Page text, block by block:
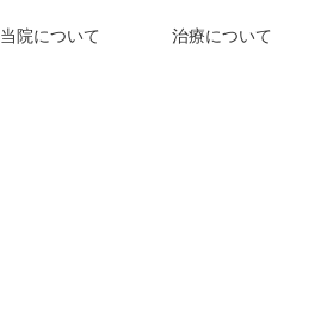
当院について 治療について